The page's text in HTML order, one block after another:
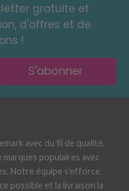
gratuite et
d'offres et de
!
S'abonner
avec du fil de qualité.
marques populaires avec
Notre équipe s'efforce
possible et la livraison la